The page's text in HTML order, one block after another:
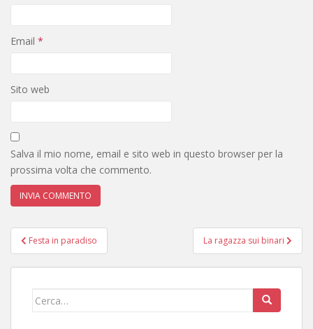
Email *
Sito web
Salva il mio nome, email e sito web in questo browser per la
prossima volta che commento.
Navigazione
articoli
Festa in paradiso La ragazza sui binari
Cerca: